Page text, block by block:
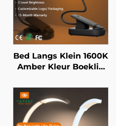
Bed Langs Klein 1600K
Amber Kleur Boeklig
Liggaam LED Boeklig